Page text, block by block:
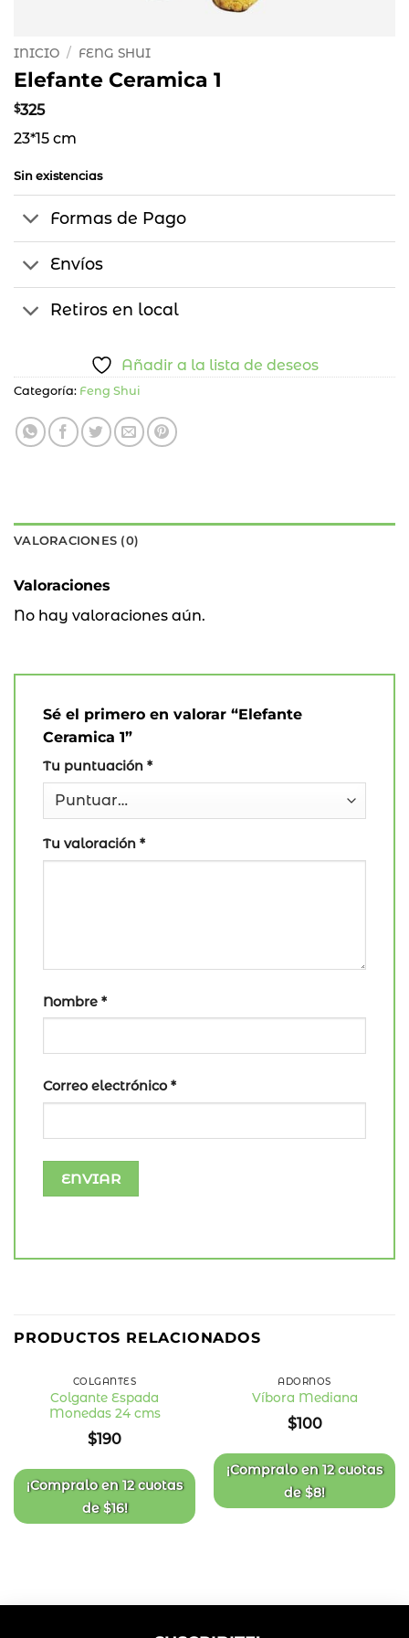
INICIO / FENG SHUI
Elefante Ceramica 1
$325
23*15 cm
Sin existencias
Formas de Pago
Envíos
Retiros en local
Añadir a la lista de deseos
Categoría: Feng Shui
VALORACIONES (0)
Valoraciones
No hay valoraciones aún.
Sé el primero en valorar “Elefante
Ceramica 1”
Tu puntuación *
Tu valoración *
Nombre *
Correo electrónico *
PRODUCTOS RELACIONADOS
Añadir
COLGANTES
Colgante Espada
Monedas 24 cms
$190
¡Compralo en12 cuotas
de$16!
de
deseos
ADORNOS
Víbora Mediana
$100
¡Compralo en12 cuotas
de$8!